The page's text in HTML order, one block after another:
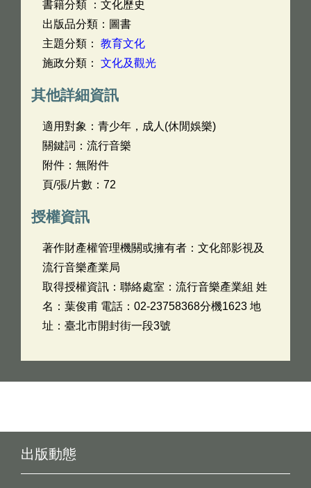
書籍分類 ：文化歷史
出版品分類：圖書
主題分類： 教育文化
施政分類： 文化及觀光
其他詳細資訊
適用對象：青少年，成人(休閒娛樂)
關鍵詞：流行音樂
附件：無附件
頁/張/片數：72
授權資訊
著作財產權管理機關或擁有者：文化部影視及
流行音樂產業局
取得授權資訊：聯絡處室：流行音樂產業組 姓
名：葉俊甫 電話：02-23758368分機1623 地
址：臺北市開封街一段3號
出版動態